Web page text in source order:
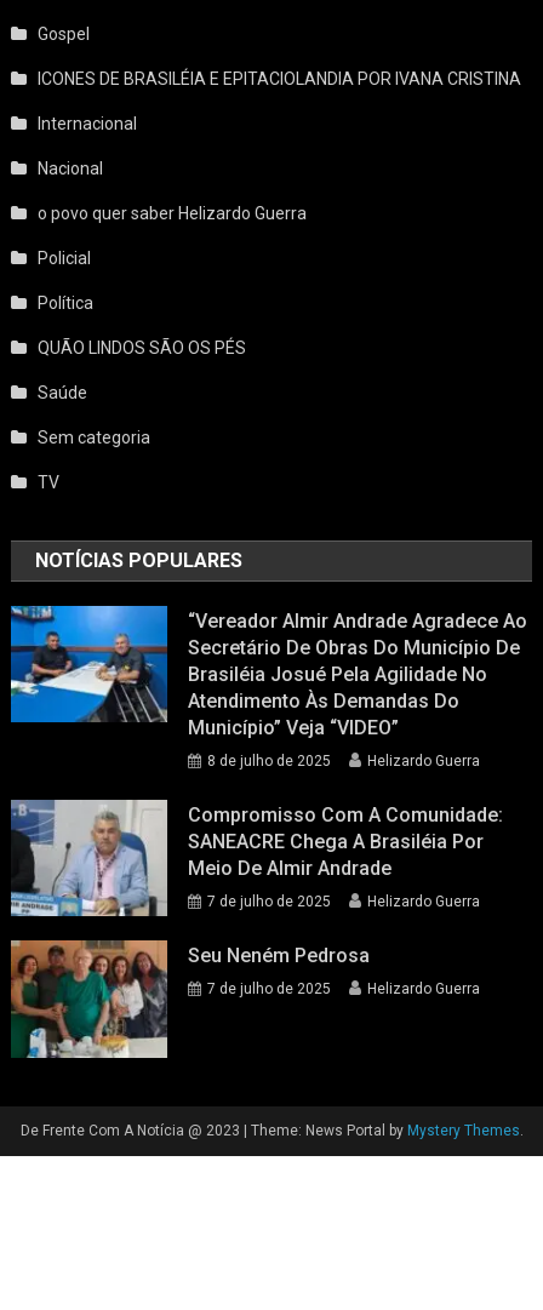
Gospel
ICONES DE BRASILÉIA E EPITACIOLANDIA POR IVANA CRISTINA
Internacional
Nacional
o povo quer saber Helizardo Guerra
Policial
Política
QUÃO LINDOS SÃO OS PÉS
Saúde
Sem categoria
TV
NOTÍCIAS POPULARES
“Vereador Almir Andrade Agradece Ao
Secretário De Obras Do Município De
Brasiléia Josué Pela Agilidade No
Atendimento Às Demandas Do
Município” Veja “VIDEO”
8 de julho de 2025 Helizardo Guerra
Compromisso Com A Comunidade:
SANEACRE Chega A Brasiléia Por
Meio De Almir Andrade
7 de julho de 2025 Helizardo Guerra
Seu Neném Pedrosa
7 de julho de 2025 Helizardo Guerra
De Frente Com A Notícia @ 2023 Theme: News Portal by Mystery Themes.